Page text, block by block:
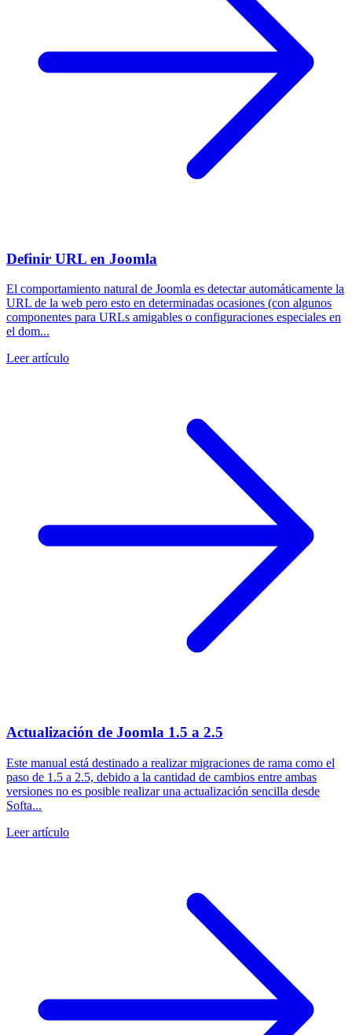
Definir URL en Joomla
El comportamiento natural de Joomla es detectar automáticamente la
URL de la web pero esto en determinadas ocasiones (con algunos
componentes para URLs amigables o configuraciones especiales en
el dom...
Leer artículo
Actualización de Joomla 1.5 a 2.5
Este manual está destinado a realizar migraciones de rama como el
paso de 1.5 a 2.5, debido a la cantidad de cambios entre ambas
versiones no es posible realizar una actualización sencilla desde
Softa...
Leer artículo